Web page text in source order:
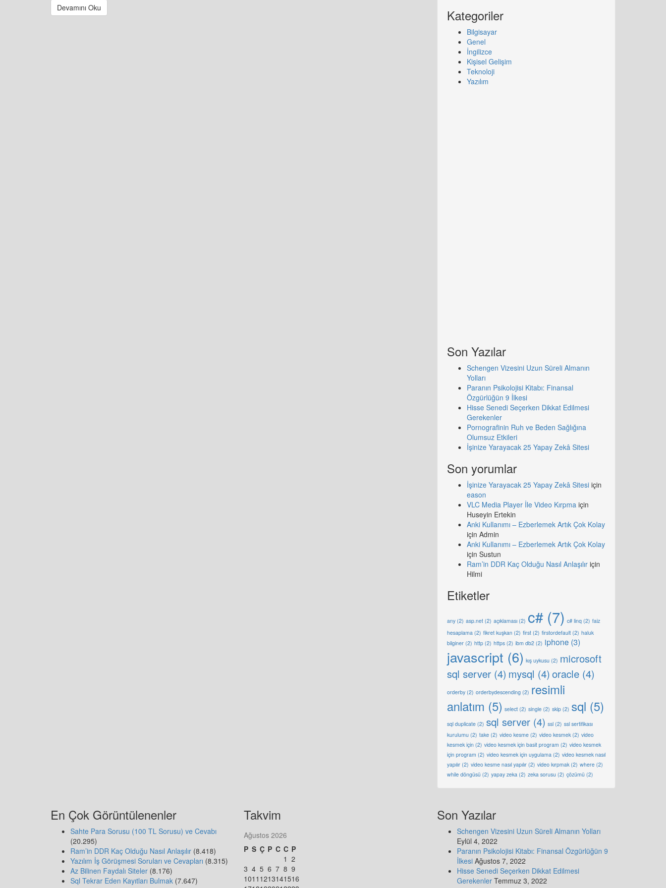
Devamını Oku
Kategoriler
Bilgisayar
Genel
İngilizce
Kişisel Gelişim
Teknoloji
Yazılım
Son Yazılar
Schengen Vizesini Uzun Süreli Almanın
Yolları
Paranın Psikolojisi Kitabı: Finansal
Özgürlüğün 9 İlkesi
Hisse Senedi Seçerken Dikkat Edilmesi
Gerekenler
Pornografinin Ruh ve Beden Sağlığına
Olumsuz Etkileri
İşinize Yarayacak 25 Yapay Zekâ Sitesi
Son yorumlar
İşinize Yarayacak 25 Yapay Zekâ Sitesi için
eason
VLC Media Player İle Video Kırpma için
Huseyin Ertekin
Anki Kullanımı – Ezberlemek Artık Çok Kolay
için Admin
Anki Kullanımı – Ezberlemek Artık Çok Kolay
için Sustun
Ram’in DDR Kaç Olduğu Nasıl Anlaşılır için
Hilmi
Etiketler
any (2) asp.net (2) açıklaması (2) c# (7) c# linq (2) faiz
hesaplama (2) fikret kuşkan (2) first (2) firstordefault (2) haluk
bilginer (2) http (2) https (2) ibm db2 (2) iphone (3)
javascript (6) kış uykusu (2) microsoft
sql server (4) mysql (4)oracle (4)
orderby (2) orderbydescending (2) resimli
anlatım (5) select (2) single (2) skip (2) sql (5)
sql duplicate (2) sql server (4) ssl (2) ssl sertifikası
kurulumu (2) take (2) video kesme (2) video kesmek (2) video
kesmek için (2) video kesmek için basit program (2) video kesmek
için program (2) video kesmek için uygulama (2) video kesmek nasıl
yapılır (2) video kesme nasıl yapılır (2) video kırpmak (2) where (2)
while döngüsü (2) yapay zeka (2) zeka sorusu (2) çözümü (2)
En Çok Görüntülenenler
Sahte Para Sorusu (100 TL Sorusu) ve Cevabı
(20.295)
Ram’in DDR Kaç Olduğu Nasıl Anlaşılır (8.418)
Yazılım İş Görüşmesi Soruları ve Cevapları (8.315)
Az Bilinen Faydalı Siteler (8.176)
Sql Tekrar Eden Kayıtları Bulmak (7.647)
Takvim
Ağustos 2026
P S Ç P C C P
1 2
3 4 5 6 7 8 9
1011 1213141516
Son Yazılar
Schengen Vizesini Uzun Süreli Almanın Yolları
Eylül 4, 2022
Paranın Psikolojisi Kitabı: Finansal Özgürlüğün 9
İlkesi Ağustos 7, 2022
Hisse Senedi Seçerken Dikkat Edilmesi
Gerekenler Temmuz 3, 2022